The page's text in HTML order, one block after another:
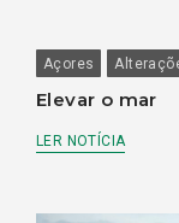
Açores
Elevar o mar
LER NOTÍCIA